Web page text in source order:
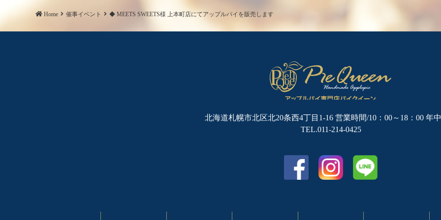
ン
Home 催事イベント ◆ MEETS SWEETS様 上本町店にてアップルパイを販売します
北海道札幌市北区北20条西4丁目1-16 営業時間/10：00～18：00 年
TEL.011-214-0425